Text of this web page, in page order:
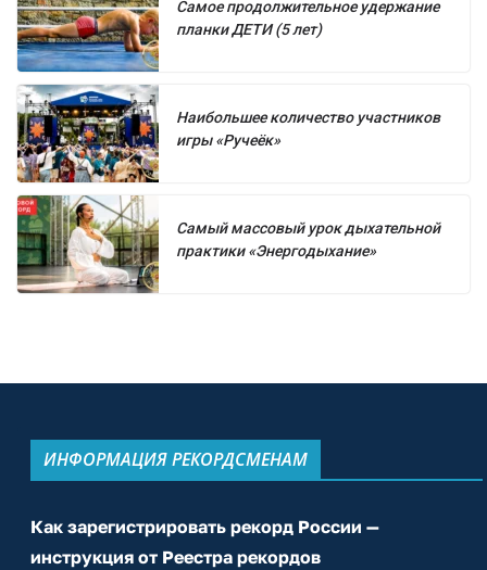
Самое продолжительное удержание
планки ДЕТИ (5 лет)
Наибольшее количество участников
игры «Ручеёк»
Самый массовый урок дыхательной
практики «Энергодыхание»
ИНФОРМАЦИЯ РЕКОРДСМЕНАМ
Как зарегистрировать рекорд России —
инструкция от Реестра рекордов